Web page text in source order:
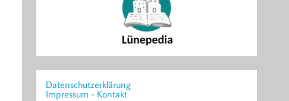
Datenschutzerklärung
Impressum - Kontakt